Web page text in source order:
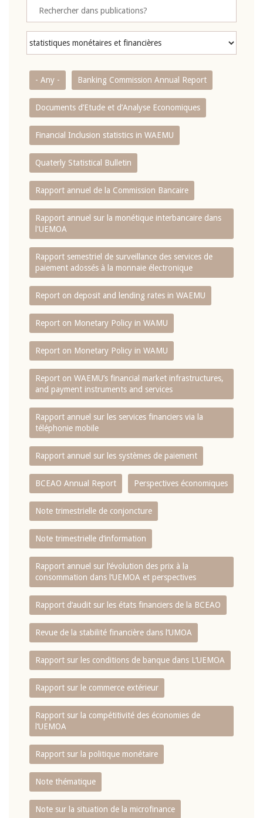
- Any - Banking Commission Annual Report
Documents d’Etude et d’Analyse Economiques
Financial Inclusion statistics in WAEMU
Quaterly Statistical Bulletin
Rapport annuel de la Commission Bancaire
Rapport annuel sur la monétique interbancaire dans
l'UEMOA
Rapport semestriel de surveillance des services de
paiement adossés à la monnaie électronique
Report on deposit and lending rates in WAEMU
Report on Monetary Policy in WAMU
Report on Monetary Policy in WAMU
Report on WAEMU’s financial market infrastructures,
and payment instruments and services
Rapport annuel sur les services financiers via la
téléphonie mobile
Rapport annuel sur les systèmes de paiement
BCEAO Annual Report Perspectives économiques
Note trimestrielle de conjoncture
Note trimestrielle d‘information
Rapport annuel sur l‘évolution des prix à la
consommation dans l‘UEMOA et perspectives
Rapport d‘audit sur les états financiers de la BCEAO
Revue de la stabilité financière dans l‘UMOA
Rapport sur les conditions de banque dans L‘UEMOA
Rapport sur le commerce extérieur
Rapport sur la compétitivité des économies de
l‘UEMOA
Rapport sur la politique monétaire
Note thématique
Note sur la situation de la microfinance